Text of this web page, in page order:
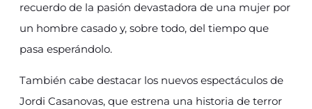
recuerdo de la pasión devastadora de una mujer por
un hombre casado y, sobre todo, del tiempo que
pasa esperándolo.
También cabe destacar los nuevos espectáculos de
Jordi Casanovas, que estrena una historia de terror